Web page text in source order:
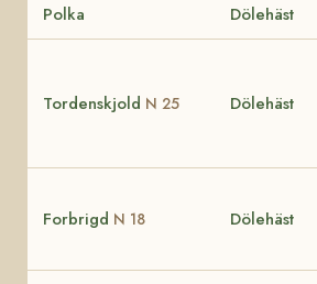
Polka Dölehäst
Tordenskjold N 25 Dölehäst
Forbrigd N 18 Dölehäst